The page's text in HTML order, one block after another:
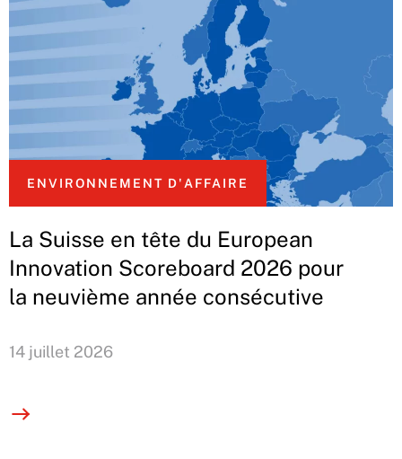
ENVIRONNEMENT D'AFFAIRE
La Suisse en tête du European
Innovation Scoreboard 2026 pour
la neuvième année consécutive
14 juillet 2026